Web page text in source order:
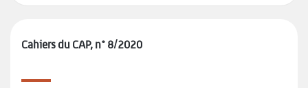
Cahiers du CAP, n° 8/2020